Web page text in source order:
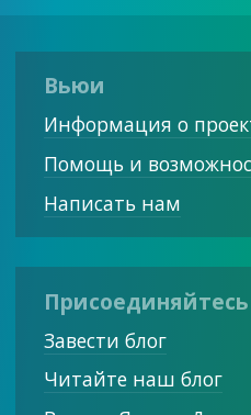
Вьюи
Информация о
Помощь и
Написать нам
Присоединяйтесь
Завести блог
Читайте наш блог